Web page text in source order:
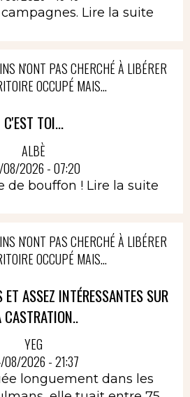
Lire la suite
N'ONT PAS CHERCHÉ À LIBÉRER
OCCUPÉ MAIS...
C'EST TOI...
ALBÈ
2026 - 07:20
de bouffon ! Lire la suite
N'ONT PAS CHERCHÉ À LIBÉRER
OCCUPÉ MAIS...
ASSEZ INTÉRESSANTES SUR
CASTRATION..
YEG
2026 - 21:37
longuement dans les